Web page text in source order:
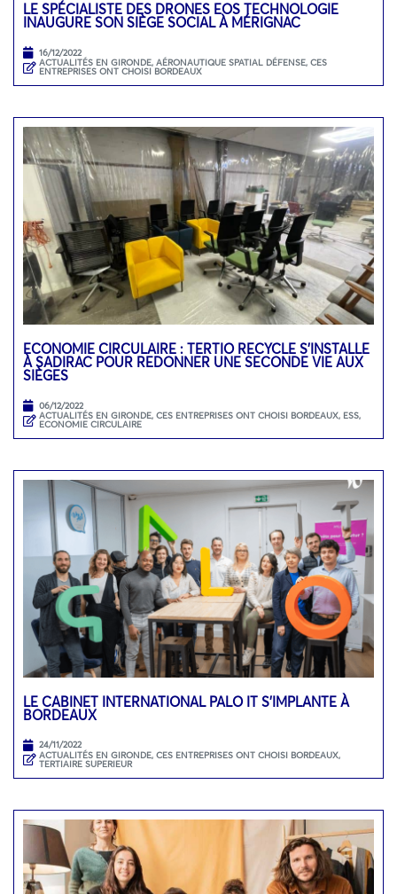
LE SPÉCIALISTE DES DRONES EOS TECHNOLOGIE
INAUGURE SON SIÈGE SOCIAL À MÉRIGNAC
16/12/2022
ACTUALITÉS EN GIRONDE, AÉRONAUTIQUE SPATIAL DÉFENSE, CES
ENTREPRISES ONT CHOISI BORDEAUX
ECONOMIE CIRCULAIRE : TERTIO RECYCLE S’INSTALLE
À SADIRAC POUR REDONNER UNE SECONDE VIE AUX
SIÈGES
06/12/2022
ACTUALITÉS EN GIRONDE, CES ENTREPRISES ONT CHOISI BORDEAUX, ESS,
ECONOMIE CIRCULAIRE
LE CABINET INTERNATIONAL PALO IT S’IMPLANTE À
BORDEAUX
24/11/2022
ACTUALITÉS EN GIRONDE, CES ENTREPRISES ONT CHOISI BORDEAUX,
TERTIAIRE SUPERIEUR